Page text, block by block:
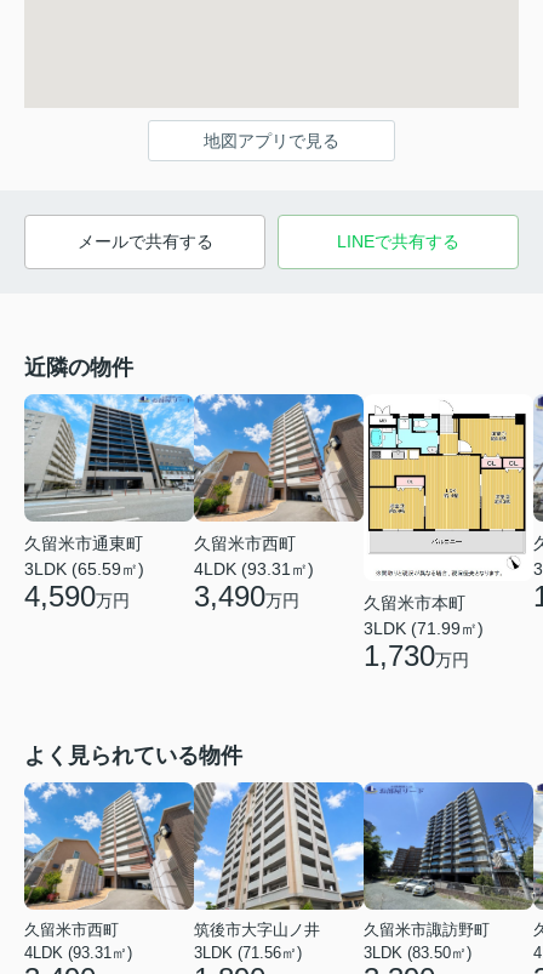
地図アプリで見る
メールで共有する LINEで共有する
近隣の物件
久留米市通東町
3LDK (65.59㎡)
4,590万円
久留米市西町
4LDK (93.31㎡)
3,490万円
久留米市本町
3LDK (71.99㎡)
1,730万円
よく見られている物件
久留米市西町
4LDK (93.31㎡)
筑後市大字山ノ井
3LDK (71.56㎡)
久留米市諏訪野町
3LDK (83.50㎡)